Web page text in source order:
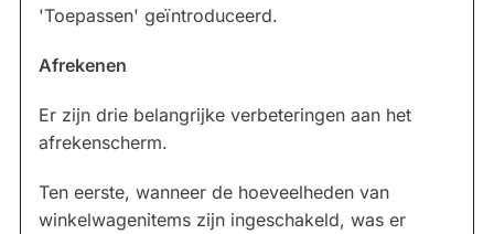
'Toepassen' geïntroduceerd.
Afrekenen
Er zijn drie belangrijke verbeteringen aan het
afrekenscherm.
Ten eerste, wanneer de hoeveelheden van
winkelwagenitems zijn ingeschakeld, was er